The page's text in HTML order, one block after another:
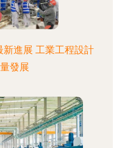
進展 工業工程設計
發展